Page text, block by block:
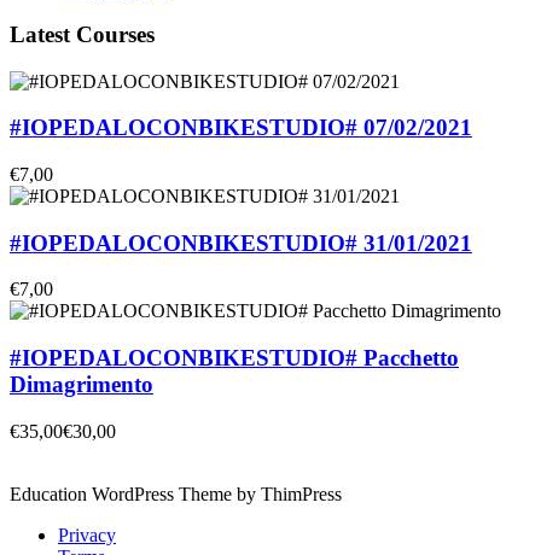
Latest Courses
#IOPEDALOCONBIKESTUDIO# 07/02/2021
€7,00
#IOPEDALOCONBIKESTUDIO# 31/01/2021
€7,00
#IOPEDALOCONBIKESTUDIO# Pacchetto
Dimagrimento
€35,00€30,00
Education WordPress Theme by ThimPress
Privacy